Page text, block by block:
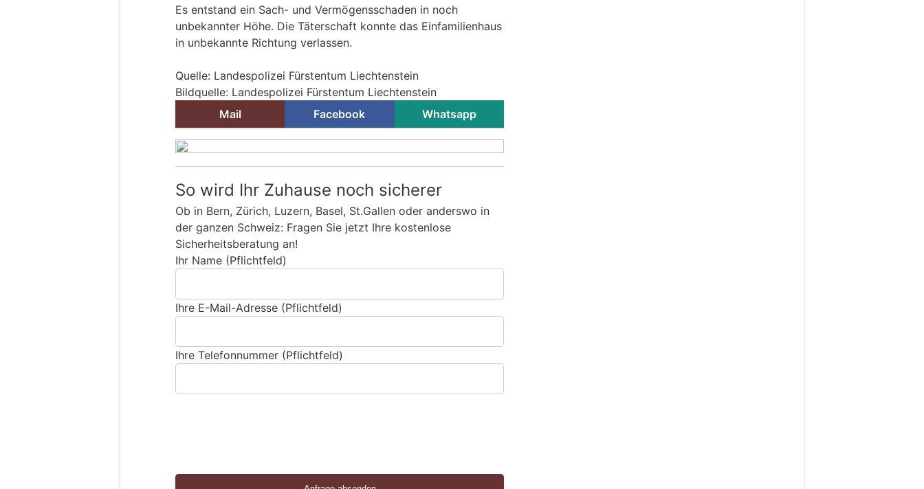
Es entstand ein Sach- und Vermögensschaden in noch
unbekannter Höhe. Die Täterschaft konnte das Einfamilienhaus
in unbekannte Richtung verlassen.
Quelle: Landespolizei Fürstentum Liechtenstein
Bildquelle: Landespolizei Fürstentum Liechtenstein
Mail
Facebook Whatsapp
So wird Ihr Zuhause noch sicherer
Ob in Bern, Zürich, Luzern, Basel, St.Gallen oder anderswo in
der ganzen Schweiz: Fragen Sie jetzt Ihre kostenlose
Sicherheitsberatung an!
Ihr Name (Pflichtfeld)
Ihre E-Mail-Adresse (Pflichtfeld)
Ihre Telefonnummer (Pflichtfeld)